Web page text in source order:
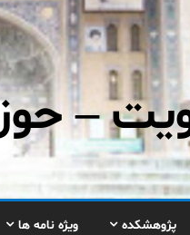
–
پژوهشکده ویژه نامه ها